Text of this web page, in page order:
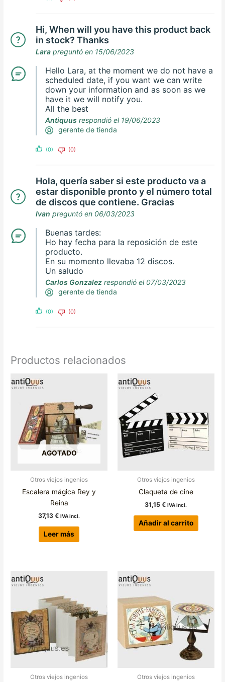
Hi, When will you have this product back
in stock? Thanks
Lara preguntó en 15/06/2023
Hello Lara, at the moment we do not have a
scheduled date, if you want we can write
down your information and as soon as we
have it we will notify you.
All the best
Antiquus respondió el 19/06/2023
gerente de tienda
(0) (0)
Hola, quería saber si este producto va a
estar disponible pronto y el número total
de discos que contiene. Gracias
Ivan preguntó en 06/03/2023
Buenas tardes:
Ho hay fecha para la reposición de este
producto.
En su momento llevaba 12 discos.
Un saludo
Carlos Gonzalez respondió el 07/03/2023
gerente de tienda
(0) (0)
Productos relacionados
AGOTADO
Otros viejos ingenios
Escalera mágica Rey y
Reina
37,13€ IVA incl.
Leer más
Otros viejos ingenios
Claqueta de cine
31,15€ IVA incl.
Añadir al carrito
Otros viejos ingenios Otros viejos ingenios
múltiples
variantes.
Las
opciones
se
elegir